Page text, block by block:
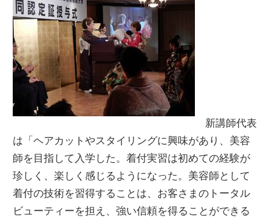
新講師代表
は「ヘアカットやスタイリングに興味があり、美容
師を目指して入学した。着付実習は初めての経験が
珍しく、楽しく感じるようになった。美容師として
着付の技術を習得することは、お客さまのトータル
ビューティーを担え、強い信頼を得ることができる